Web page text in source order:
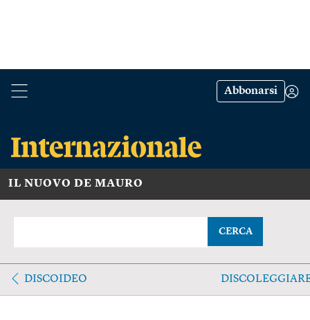
Abbonarsi
IL NUOVO DE MAURO
CERCA
DISCOIDEO